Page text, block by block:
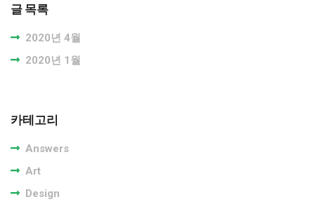
글 목록
2020년 4월
2020년 1월
카테고리
Answers
Art
Design